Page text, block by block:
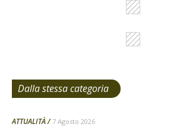
Dalla stessa categoria
ATTUALITÀ 7 Agosto 2026